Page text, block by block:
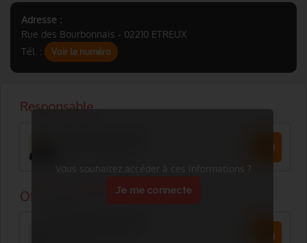
Adresse :
Rue des Bourbonnais - 02210 ETREUX
Tél. :
Voir le numéro
Vous souhaitez accéder à ces informations ?
Je me connecte